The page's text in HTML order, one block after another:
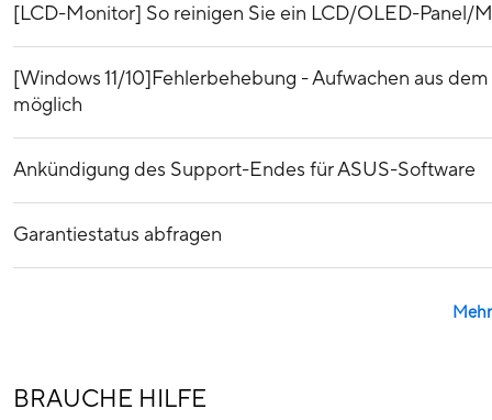
BRAUCHE HILFE
[LCD-Monitor] So reinigen Sie ein LCD/OLED-Panel/
[Windows 11/10]Fehlerbehebung - Aufwachen aus
möglich
Ankündigung des Support-Endes für ASUS-Software
Garantiestatus abfragen